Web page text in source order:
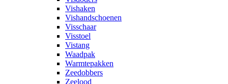
Vishaken
Vishandschoenen
Visschaar
Visstoel
Vistang
Waadpak
Warmtepakken
Zeedobbers
Zeelood